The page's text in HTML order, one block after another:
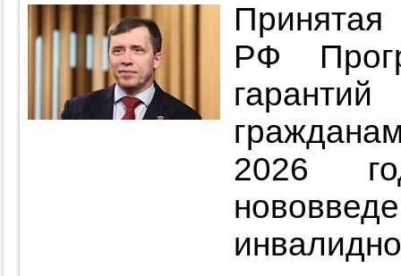
РФ
2026